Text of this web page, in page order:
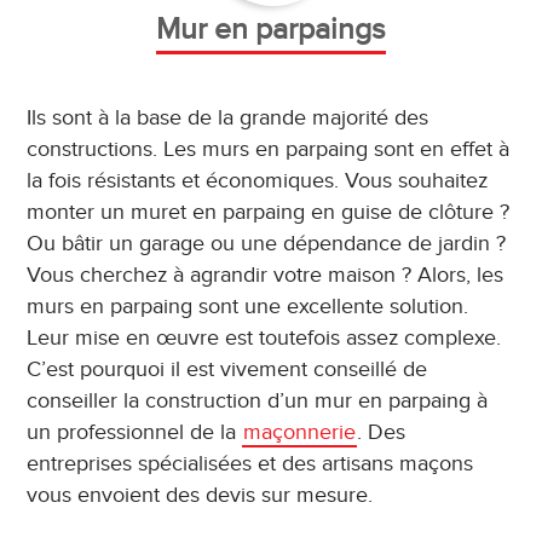
Mur en parpaings
Ils sont à la base de la grande majorité des
constructions. Les murs en parpaing sont en effet à
la fois résistants et économiques. Vous souhaitez
monter un muret en parpaing en guise de clôture ?
Ou bâtir un garage ou une dépendance de jardin ?
Vous cherchez à agrandir votre maison ? Alors, les
murs en parpaing sont une excellente solution.
Leur mise en œuvre est toutefois assez complexe.
C’est pourquoi il est vivement conseillé de
conseiller la construction d’un mur en parpaing à
un professionnel de la maçonnerie. Des
entreprises spécialisées et des artisans maçons
vous envoient des devis sur mesure.